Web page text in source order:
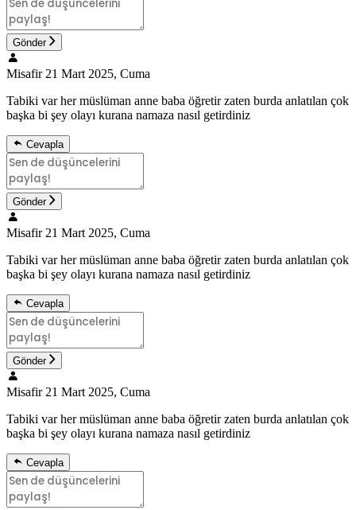
Gönder
Misafir 21 Mart 2025, Cuma
Tabiki var her müslüman anne baba öğretir zaten burda anlatılan çok
başka bi şey olayı kurana namaza nasıl getirdiniz
Cevapla
Gönder
Misafir 21 Mart 2025, Cuma
Tabiki var her müslüman anne baba öğretir zaten burda anlatılan çok
başka bi şey olayı kurana namaza nasıl getirdiniz
Cevapla
Gönder
Misafir 21 Mart 2025, Cuma
Tabiki var her müslüman anne baba öğretir zaten burda anlatılan çok
başka bi şey olayı kurana namaza nasıl getirdiniz
Cevapla